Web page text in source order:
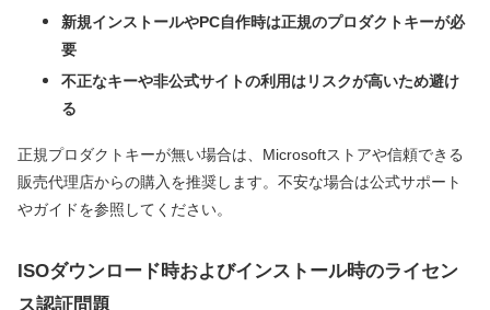
新規インストールやPC自作時は正規のプロダクトキーが必
要
不正なキーや非公式サイトの利用はリスクが高いため避け
る
正規プロダクトキーが無い場合は、Microsoftストアや信頼できる
販売代理店からの購入を推奨します。不安な場合は公式サポート
やガイドを参照してください。
ISOダウンロード時およびインストール時のライセン
ス認証問題